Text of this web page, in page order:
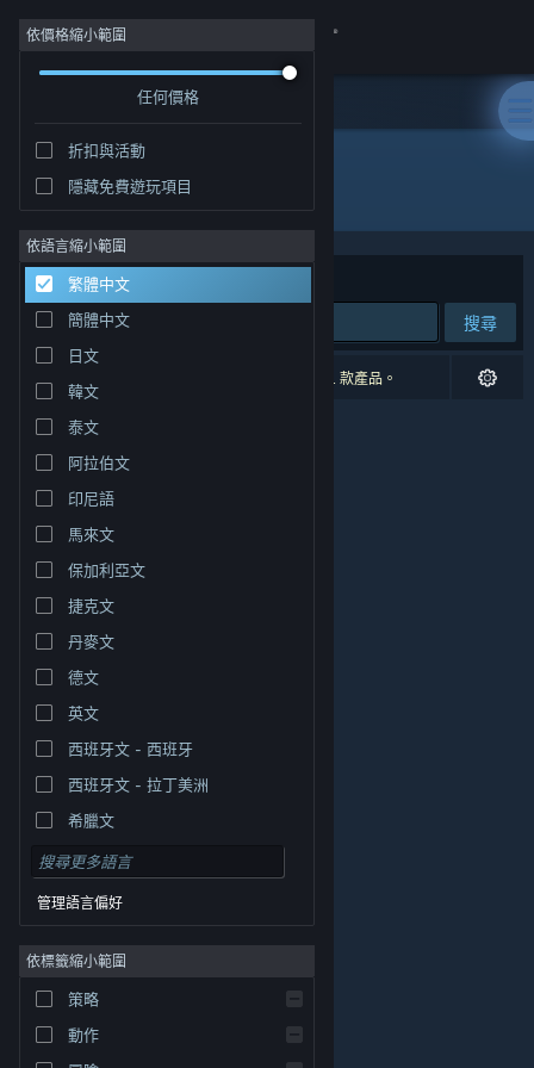
登入
社群
關於
客服
變更語言
取得 Steam 行動應用程式
檢視電腦版網頁
權人在美國與其它國家（地區）之財產。
Cookie
依價格縮小範圍
任何價格
折扣與活動
隱藏免費遊玩項目
依語言縮小範圍
繁體中文
簡體中文
日文
韓文
泰文
阿拉伯文
印尼語
馬來文
保加利亞文
捷克文
丹麥文
德文
英文
西班牙文 - 西班牙
西班牙文 - 拉丁美洲
希臘文
管理語言偏好
依標籤縮小範圍
策略
動作
開發人員: Rockstar Toronto
排序依據 相關性
搜尋
0 項相符的搜尋結果。 已根據您的偏好設定排除 1 款產品。